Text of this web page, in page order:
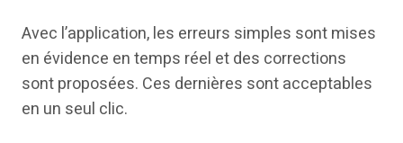
Avec l’application, les erreurs simples sont mises
en évidence en temps réel et des corrections
sont proposées. Ces dernières sont acceptables
en un seul clic.